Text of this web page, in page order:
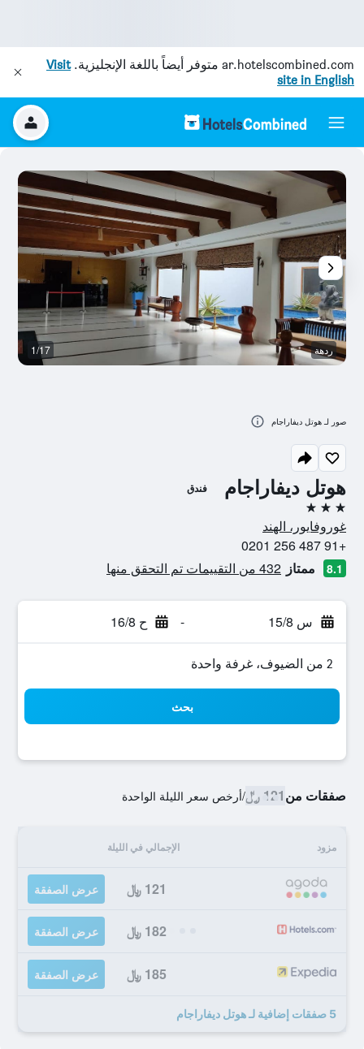
ar.hotelscombined.com متوفر أيضاً باللغة الإنجليزية.Visit
site in English
هوتل ديفاراجام فندق
3 نجوم
غوروفايور، الهند
+91 487 256 0201
8.1 ممتاز 432 من التقييمات تم التحقق منها
س 15/8 - ح 16/8
2 من الضيوف، غرفة واحدة
بحث
صفقات من121 ﷼ /أرخص سعر الليلة الواحدة
مزود الإجمالي في الليلة
121 ﷼ عرض الصفقة
182 ﷼ عرض الصفقة
185 ﷼ عرض الصفقة
5 صفقات إضافية لـ هوتل ديفاراجام
ردهة 1/17
صور لـ هوتل ديفاراجام